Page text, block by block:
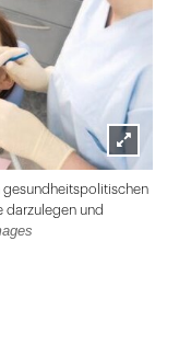
Lightbox
öffnen
gesundheitspolitischen
darzulegen und